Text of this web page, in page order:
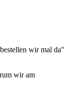
wir mal da"
wir am